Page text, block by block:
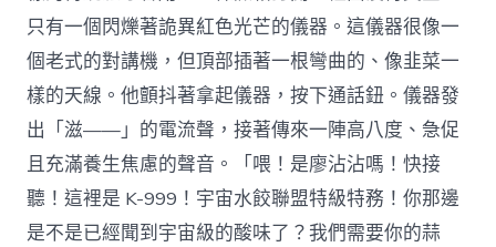
只有一個閃爍著詭異紅色光芒的儀器。這儀器很像一
個老式的對講機，但頂部插著一根彎曲的、像韭菜一
樣的天線。他顫抖著拿起儀器，按下通話鈕。儀器發
出「滋——」的電流聲，接著傳來一陣高八度、急促
且充滿養生焦慮的聲音。「喂！是廖沾沾嗎！快接
聽！這裡是 K-999！宇宙水餃聯盟特級特務！你那邊
是不是已經聞到宇宙級的酸味了？我們需要你的蒜